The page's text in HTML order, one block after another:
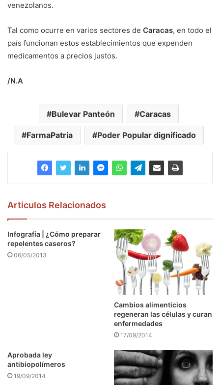
venezolanos.
Tal como ocurre en varios sectores de Caracas, en todo el
país funcionan estos establecimientos que expenden
medicamentos a precios justos.
/N.A
Bulevar Panteón Caracas
FarmaPatria Poder Popular dignificado
Articulos Relacionados
Infografía | ¿Cómo preparar
repelentes caseros?
06/05/2013
Cambios alimenticios
regeneran las células y curan
enfermedades
17/09/2014
Aprobada ley
antibiopolímeros
19/09/2014